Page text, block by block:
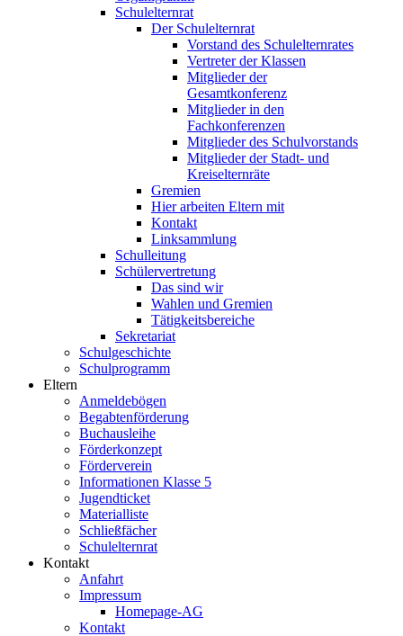
Schulelternrat
Der Schulelternrat
Vorstand des Schulelternrates
Vertreter der Klassen
Mitglieder der
Gesamtkonferenz
Mitglieder in den
Fachkonferenzen
Mitglieder des Schulvorstands
Mitglieder der Stadt- und
Kreiselternräte
Gremien
Hier arbeiten Eltern mit
Kontakt
Linksammlung
Schulleitung
Schülervertretung
Das sind wir
Wahlen und Gremien
Tätigkeitsbereiche
Sekretariat
Schulgeschichte
Schulprogramm
Eltern
Anmeldebögen
Begabtenförderung
Buchausleihe
Förderkonzept
Förderverein
Informationen Klasse 5
Jugendticket
Materialliste
Schließfächer
Schulelternrat
Kontakt
Anfahrt
Impressum
Homepage-AG
Kontakt